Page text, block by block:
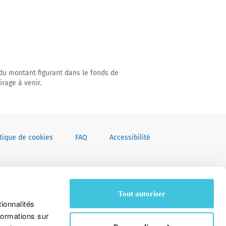
sur
Tout autoriser
montant figurant dans le fonds de
à venir.
de cookies FAQ Accessibilité